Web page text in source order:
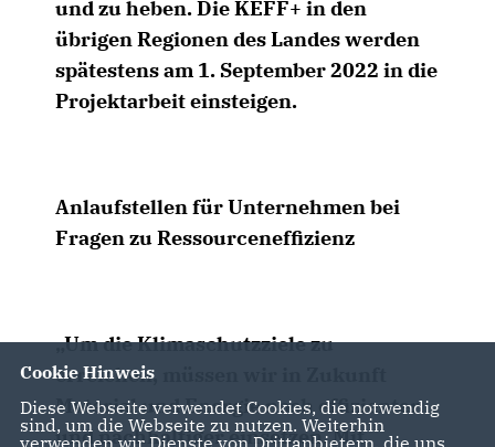
und zu heben. DieKEFF+ in den
übrigen Regionen des Landes werden
spätestens am 1. September 2022 in die
Projektarbeit einsteigen.
Anlaufstellen für Unternehmen bei
Fragen zu Ressourceneffizienz
Um die Klimaschutzziele zu
erreichen, müssen wir in Zukunft
Material und Energie noch effizienter
und nachhaltiger einsetzen. Mit
Cookie Hinweis
Diese Webseite verwendet Cookies, die notwendig
sind, um die Webseite zu nutzen. Weiterhin
verwenden wir Dienste von Drittanbietern, die uns